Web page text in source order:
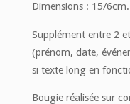
Dimensions : 15/
Supplément entre 2
(prénom, date,
si texte long en
Bougie réalisée sur